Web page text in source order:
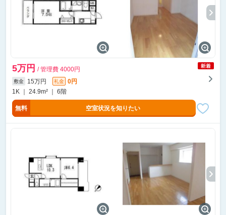
5万円 / 管理費 4000円
敷金 15万円 礼金
0円
1K ｜ 24.9m² ｜ 6階
無料 空室状況を知りたい